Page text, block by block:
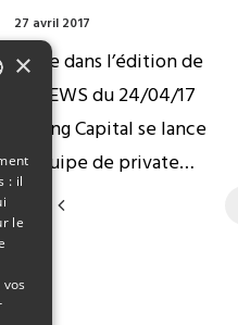
27 avril 2017
À lire dans l’édition de
CFNEWS du 24/04/17
Essling Capital se lance
L’équipe de private…
×
: il
le